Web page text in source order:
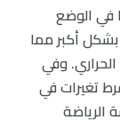
في الوضع
أكبر مما
وفي
تغيرات في
الرياضة